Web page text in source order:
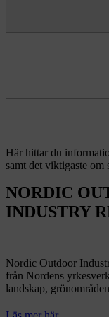
Här hittar du
samt det viktigaste om
NORDIC
INDUSTRY
Nordic Outdoor
från Nordens
landskap,